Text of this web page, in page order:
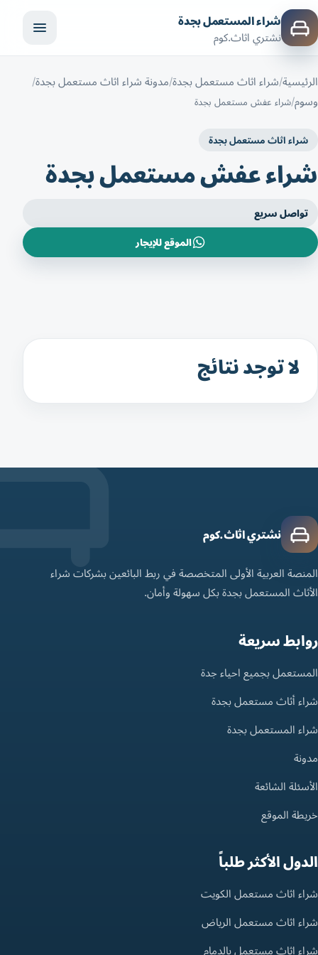
شراء المستعمل بجدة
نشتري اثاث.كوم
الرئيسية شراء اثاث مستعمل بجدة مدونة شراء اثاث مستعمل بجدة
وسوم شراء عفش مستعمل بجدة
شراء اثاث مستعمل بجدة
شراء عفش مستعمل بجدة
تواصل سريع
الموقع للإيجار
لا توجد نتائج
نشتري اثاث.كوم
المنصة العربية الأولى المتخصصة في ربط البائعين بشركات شراء
الأثاث المستعمل بجدة بكل سهولة وأمان.
روابط سريعة
المستعمل بجميع احياء جدة
شراء أثاث مستعمل بجدة
شراء المستعمل بجدة
مدونة
الأسئلة الشائعة
خريطة الموقع
الدول الأكثر طلباً
شراء اثاث مستعمل الكويت
شراء اثاث مستعمل الرياض
شراء اثاث مستعمل بالدمام